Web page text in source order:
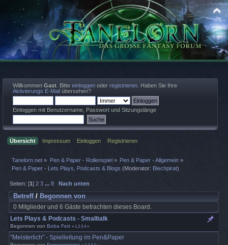
Willkommen Gast . Bitte einloggen oder registrieren . Haben Sie Ihre
Aktivierungs E-Mail übersehen?
Einloggen mit Benutzername, Passwort und Sitzungslänge
Übersicht Impressum Einloggen Registrieren
Tanelorn.net » Pen & Paper - Rollenspiel» Pen & Paper - Allgemein »
Pen & Paper - Lets Plays, Podcasts & Blogs (Moderator: Blechpirat)
Seiten: [1]2 3 ...8 Nach unten
Betreff/ Begonnen von
0 Mitglieder und 6 Gäste betrachten dieses Board.
Lets Plays & Podcasts - Smalltalk
Begonnen vonBoba Fett «1 2 3 4 »
"Meisterlich" - Spielleitung im Pen&Paper